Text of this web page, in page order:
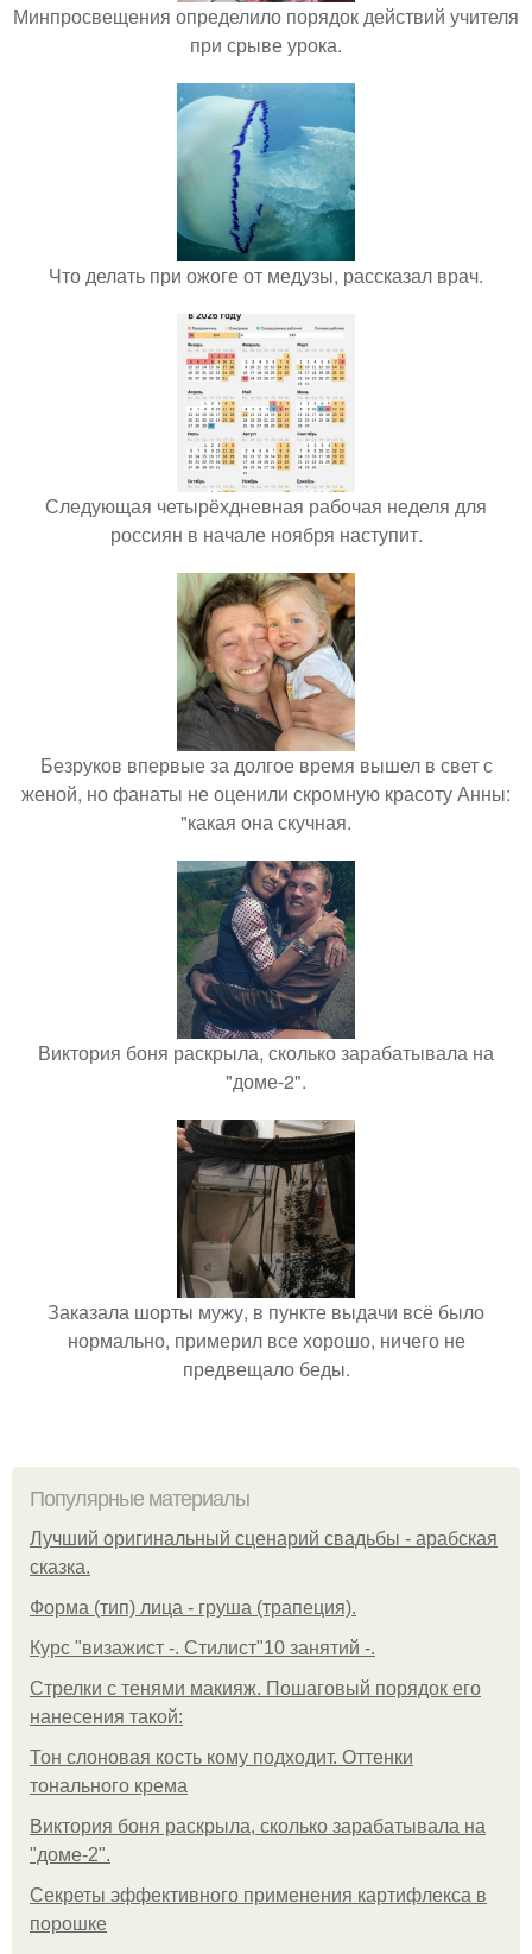
Минпросвещения определило порядок действий учителя
при срыве урока.
Что делать при ожоге от медузы, рассказал врач.
Следующая четырёхдневная рабочая неделя для
россиян в начале ноября наступит.
Безруков впервые за долгое время вышел в свет с
женой, но фанаты не оценили скромную красоту Анны:
"какая она скучная.
Виктория боня раскрыла, сколько зарабатывала на
"доме-2".
Заказала шорты мужу, в пункте выдачи всё было
нормально, примерил все хорошо, ничего не
предвещало беды.
Популярные материалы
Лучший оригинальный сценарий свадьбы - арабская
сказка.
Форма (тип) лица - груша (трапеция).
Курс "визажист -. Стилист"10 занятий -.
Стрелки с тенями макияж. Пошаговый порядок его
нанесения такой:
Тон слоновая кость кому подходит. Оттенки
тонального крема
Виктория боня раскрыла, сколько зарабатывала на
"доме-2".
Секреты эффективного применения картифлекса в
порошке